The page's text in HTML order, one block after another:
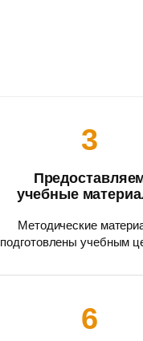
3
учебные
Методические
подготовлены учебным
6